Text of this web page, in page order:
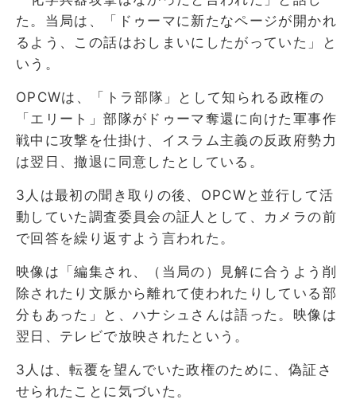
た。当局は、「ドゥーマに新たなページが開かれ
るよう、この話はおしまいにしたがっていた」と
いう。
OPCWは、「トラ部隊」として知られる政権の
「エリート」部隊がドゥーマ奪還に向けた軍事作
戦中に攻撃を仕掛け、イスラム主義の反政府勢力
は翌日、撤退に同意したとしている。
3人は最初の聞き取りの後、OPCWと並行して活
動していた調査委員会の証人として、カメラの前
で回答を繰り返すよう言われた。
映像は「編集され、（当局の）見解に合うよう削
除されたり文脈から離れて使われたりしている部
分もあった」と、ハナシュさんは語った。映像は
翌日、テレビで放映されたという。
3人は、転覆を望んでいた政権のために、偽証さ
せられたことに気づいた。